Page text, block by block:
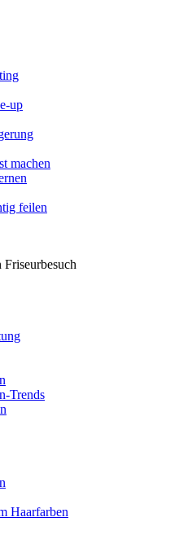
up
machen
feilen
Trends
Haarfarben